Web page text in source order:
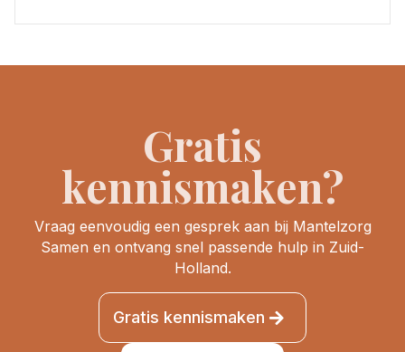
Gratis
kennismaken?
Vraag eenvoudig een gesprek aan bij Mantelzorg
Samen en ontvang snel passende hulp in Zuid-
Holland.
Gratis kennismaken